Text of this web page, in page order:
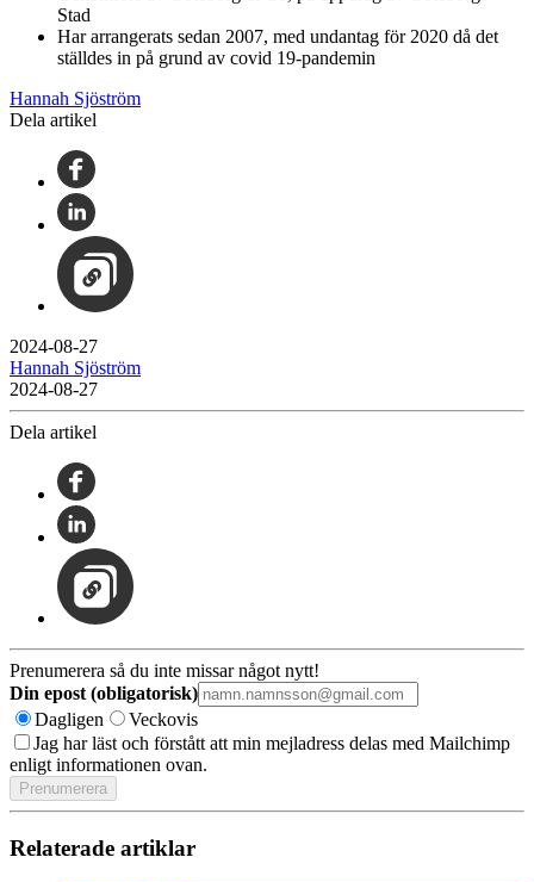
Stad
Har arrangerats sedan 2007, med undantag för 2020 då det
ställdes in på grund av covid 19-pandemin
Hannah Sjöström
Dela artikel
2024-08-27
Hannah Sjöström
2024-08-27
Dela artikel
Prenumerera så du inte missar något nytt!
Din epost (obligatorisk)
Dagligen
Veckovis
Jag har läst och förstått att min mejladress delas med Mailchimp
enligt informationen ovan.
Relaterade artiklar